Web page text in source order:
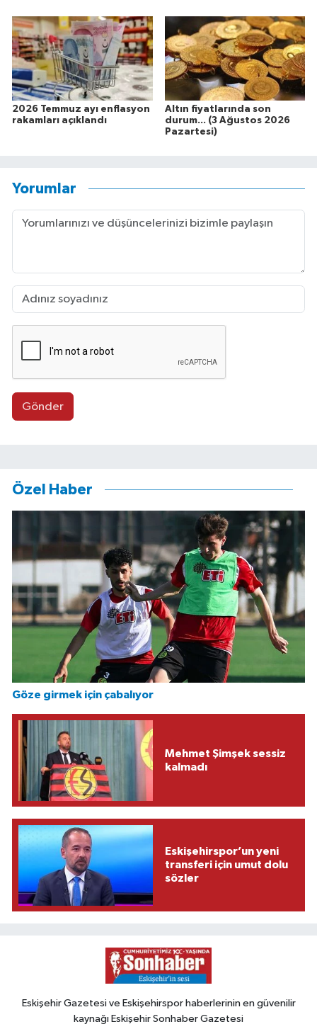
2026 Temmuz ayı enflasyon
rakamları açıklandı
Altın fiyatlarında son
durum... (3 Ağustos 2026
Pazartesi)
Yorumlar
Gönder
Özel Haber
Göze girmek için çabalıyor
Mehmet Şimşek sessiz
kalmadı
Eskişehirspor’un yeni
transferi için umut dolu
sözler
Eskişehir Gazetesi ve Eskişehirspor haberlerinin en güvenilir
kaynağı Eskişehir Sonhaber Gazetesi